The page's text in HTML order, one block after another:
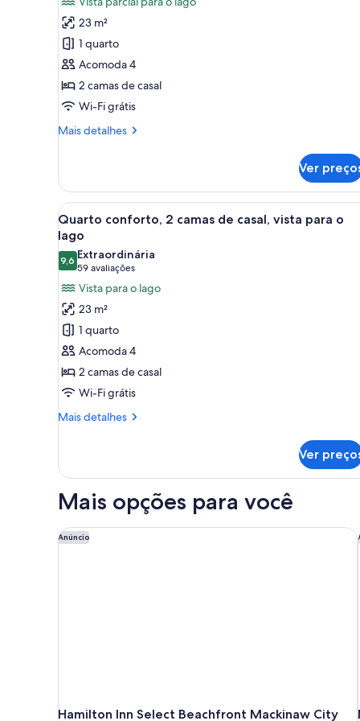
Quarto
standard,
2
camas
de
casal,
vista
o
lago,
no
piso
térreo
23 m²
1 quarto
Acomoda 4
2 camas de casal
Wi-Fi grátis
Mais detalhes
Mais
standard,
camas
de
casal,
vista
parcial
para
o
lago,
no
piso
Ver
Carrega
todas
as
fotos
de
Quarto
conforto,
2
camas
de
casal,
vista
lago
Quarto de hotel com duas
6
Quarto conforto, 2 camas de casal, vista para o
lago
9,69,6 de 10
Extraordinária
59 avaliações
(59
avaliações)
Vista para o lago
23 m²
1 quarto
Acomoda 4
2 camas de casal
Wi-Fi grátis
Mais detalhes
Mais
conforto,
camas
casal,
vista
Ver
Mais opções para você
Anúncio
Hamilton Inn Select Beachfront Mackinaw City
Hamilton Inn Select Beachfront Mackinaw City